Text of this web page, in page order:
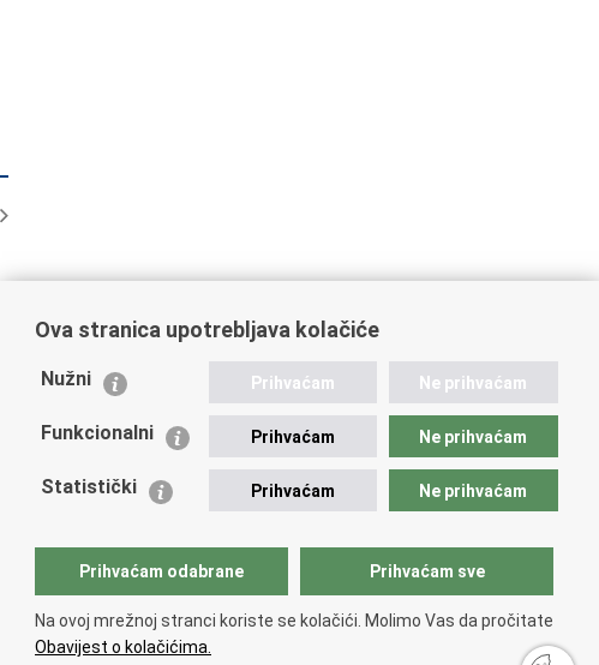
Važne poveznice
Ministarstvo unutarnjih poslova
Udruge
Policijska akademija
Zaklada policijske solidarnosti
Centar za forenzična ispitivanja, istraživanja i vještačenja
"Ivan Vučetić"
Policijske uprave
Ova stranica upotrebljava kolačiće
Nužni Prihvaćam Ne prihvaćam
Funkcionalni Prihvaćam Ne prihvaćam
Statistički Prihvaćam Ne prihvaćam
Prihvaćam odabrane Prihvaćam sve
Na ovoj mrežnoj stranci koriste se kolačići. Molimo Vas da pročitate
Obavijest o kolačićima.